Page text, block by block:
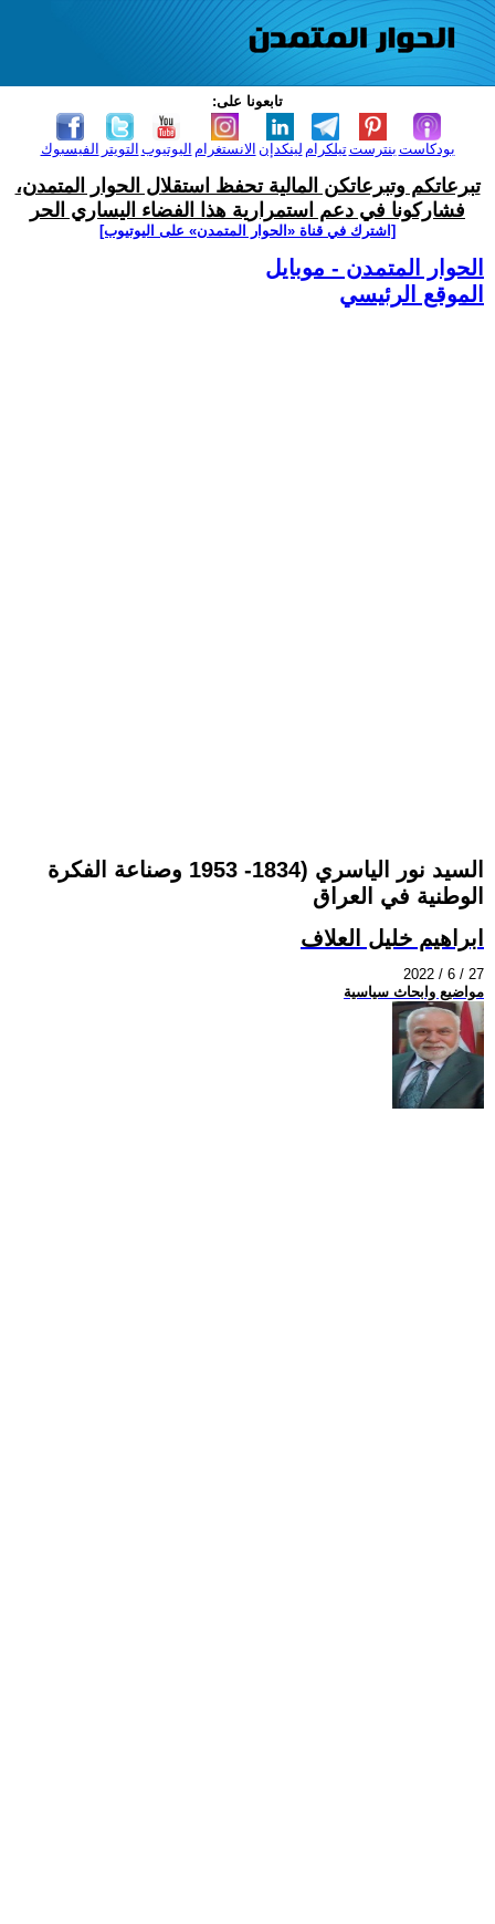
تابعونا على:
الفيسبوك التويتر اليوتيوب الانستغرام لينكدإن تيلكرامبنترست بودكاست
تبرعاتكم وتبرعاتكن المالية تحفظ استقلال الحوار المتمدن،
فشاركونا في دعم استمرارية هذا الفضاء اليساري الحر
[اشترك في قناة ‫«الحوار المتمدن» على اليوتيوب]
الحوار المتمدن - موبايل
الموقع الرئيسي
السيد نور الياسري (1834- 1953 وصناعة الفكرة
الوطنية في العراق
ابراهيم خليل العلاف
2022 / 6 / 27
مواضيع وابحاث سياسية